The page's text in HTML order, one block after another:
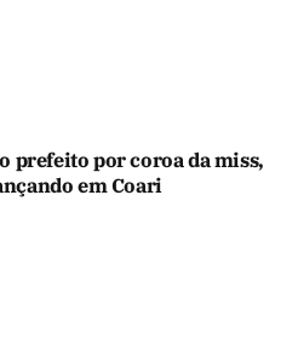
prefeito por coroa da miss,
em Coari